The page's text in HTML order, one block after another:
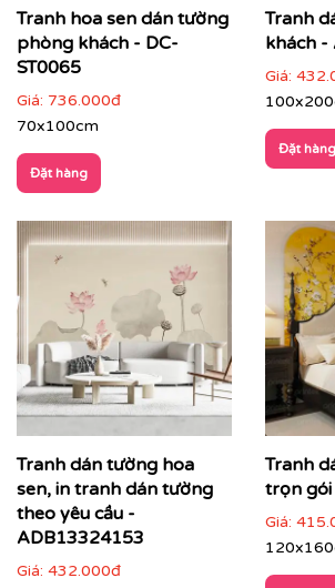
kế demo trực quan cho đến thi công
chóng, chuyên nghiệp.
Printekkhông chỉ bán tranh, chúng
tạo nên những không gian tràn đầy
thẩm mỹ khác biệt.
⇨Tìm tranh dán tườngđẹp theo chủ
⇨Tư vấn dán tranh
ở Hà Nội và tỉnh
⇨In tranh dán tường
Tranh hoa sen dán tường
phòng khách - DC-
ST0065
Giá: 736.000đ
70x100cm
Đặt hàng
Tranh
khách -
Giá:
Đặt hàng
Tranh dán tường hoa
sen, in tranh dán tường
theo yêu cầu -
ADB13324153
Giá: 432.000đ
Tranh
trọn gói
Giá: